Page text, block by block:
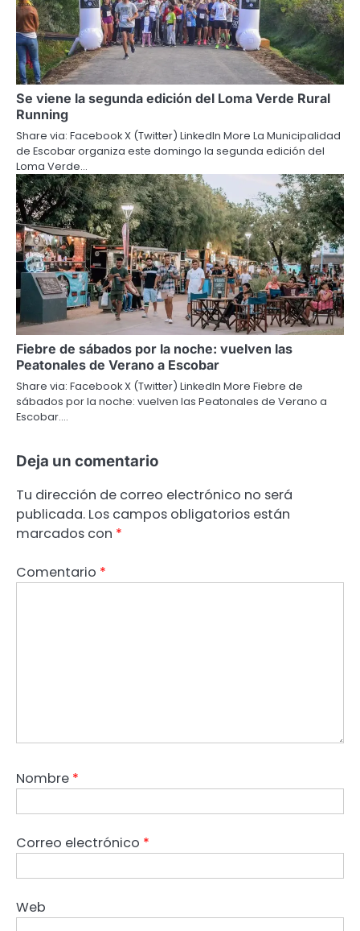
Se viene la segunda edición del Loma Verde Rural
Running
Share via: Facebook X (Twitter) LinkedIn More La Municipalidad
de Escobar organiza este domingo la segunda edición del
Loma Verde…
Fiebre de sábados por la noche: vuelven las
Peatonales de Verano a Escobar
Share via: Facebook X (Twitter) LinkedIn More Fiebre de
sábados por la noche: vuelven las Peatonales de Verano a
Escobar.…
Deja un comentario
Tu dirección de correo electrónico no será
publicada. Los campos obligatorios están
marcados con *
Comentario *
Nombre *
Correo electrónico *
Web